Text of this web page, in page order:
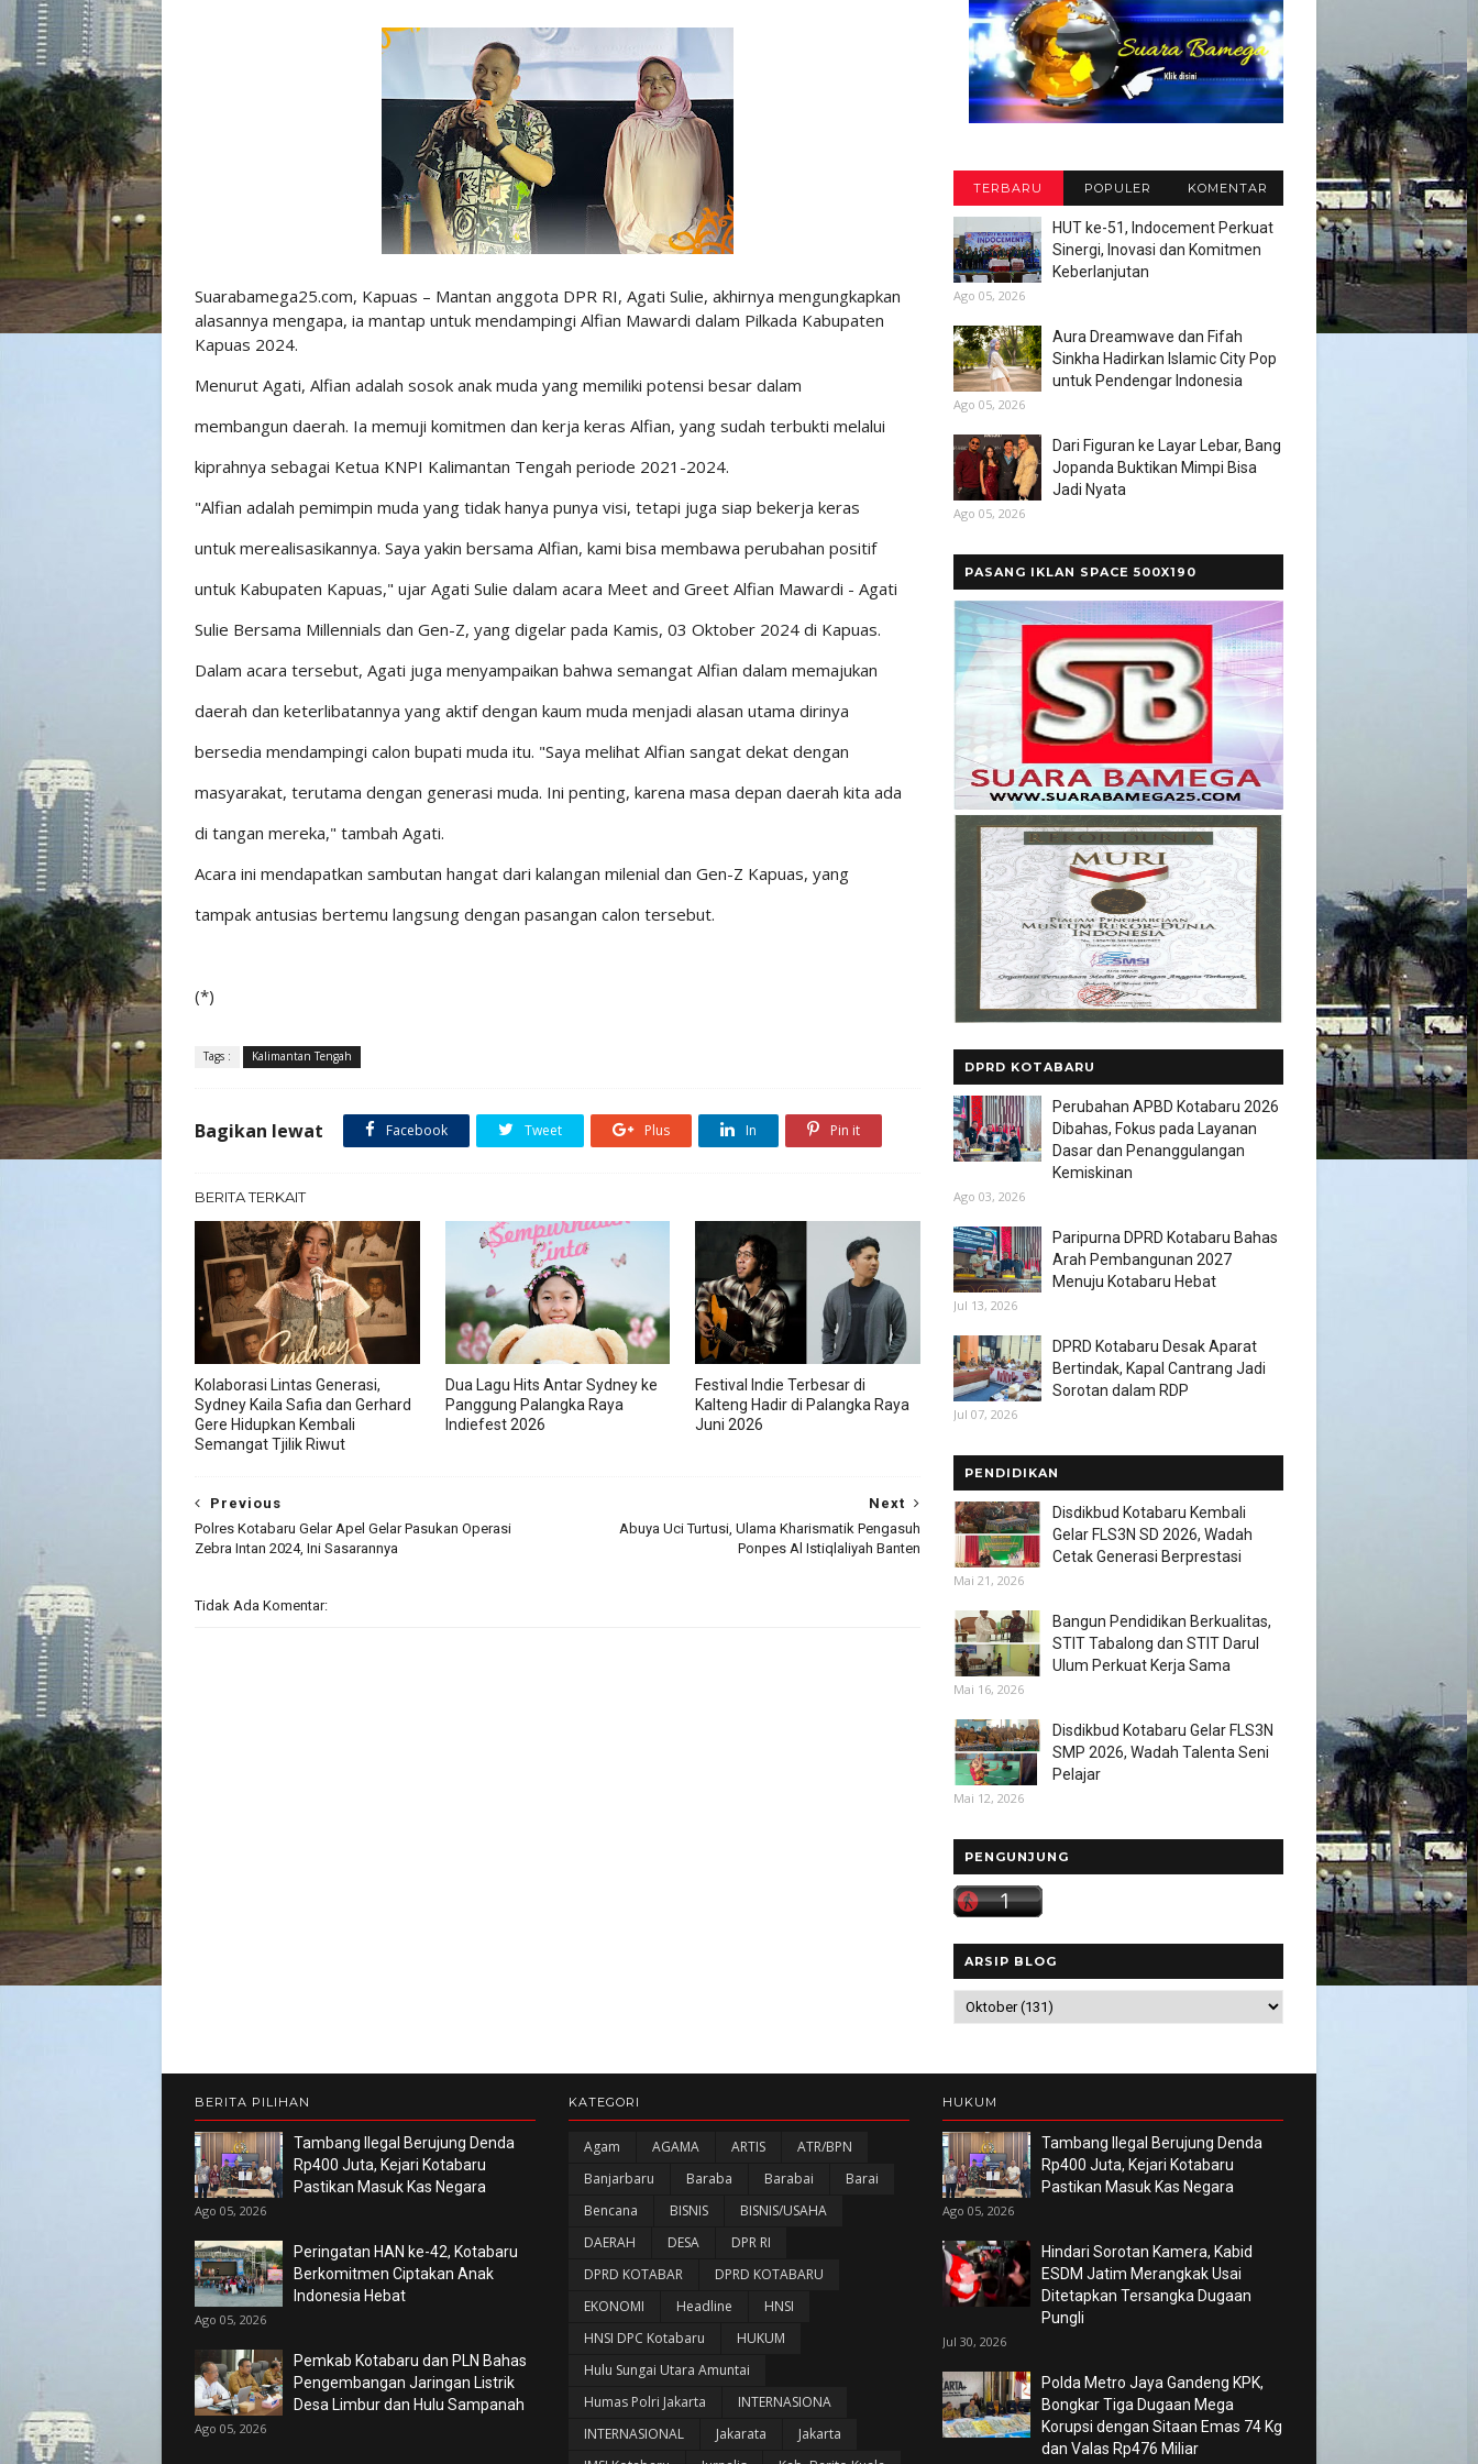
Suarabamega25.com, Kapuas – Mantan anggota DPR RI, Agati Sulie, akhirnya mengungkapkan
alasannya mengapa, ia mantap untuk mendampingi Alfian Mawardi dalam Pilkada Kabupaten
Kapuas 2024.
Menurut Agati, Alfian adalah sosok anak muda yang memiliki potensi besar dalam
membangun daerah. Ia memuji komitmen dan kerja keras Alfian, yang sudah terbukti melalui
kiprahnya sebagai Ketua KNPI Kalimantan Tengah periode 2021-2024.
"Alfian adalah pemimpin muda yang tidak hanya punya visi, tetapi juga siap bekerja keras
untuk merealisasikannya. Saya yakin bersama Alfian, kami bisa membawa perubahan positif
untuk Kabupaten Kapuas," ujar Agati Sulie dalam acara Meet and Greet Alfian Mawardi - Agati
Sulie Bersama Millennials dan Gen-Z, yang digelar pada Kamis, 03 Oktober 2024 di Kapuas.
Dalam acara tersebut, Agati juga menyampaikan bahwa semangat Alfian dalam memajukan
daerah dan keterlibatannya yang aktif dengan kaum muda menjadi alasan utama dirinya
bersedia mendampingi calon bupati muda itu. "Saya melihat Alfian sangat dekat dengan
masyarakat, terutama dengan generasi muda. Ini penting, karena masa depan daerah kita ada
di tangan mereka," tambah Agati.
Acara ini mendapatkan sambutan hangat dari kalangan milenial dan Gen-Z Kapuas, yang
tampak antusias bertemu langsung dengan pasangan calon tersebut.
(*)
Tags : Kalimantan Tengah
Bagikan lewat Facebook Tweet Plus In Pin it
BERITA TERKAIT
Kolaborasi Lintas Generasi,
Sydney Kaila Safia dan Gerhard
Gere Hidupkan Kembali
Semangat Tjilik Riwut
Dua Lagu Hits Antar Sydney ke
Panggung Palangka Raya
Indiefest 2026
Festival Indie Terbesar di
Kalteng Hadir di Palangka Raya
Juni 2026
Next
Abuya Uci Turtusi, Ulama Kharismatik Pengasuh
Ponpes Al Istiqlaliyah Banten
Previous
Polres Kotabaru Gelar Apel Gelar Pasukan Operasi
Zebra Intan 2024, Ini Sasarannya
Tidak Ada Komentar:
TERBARU POPULER KOMENTAR
HUT ke-51, Indocement Perkuat
Sinergi, Inovasi dan Komitmen
Keberlanjutan
Ago 05, 2026
Aura Dreamwave dan Fifah
Sinkha Hadirkan Islamic City Pop
untuk Pendengar Indonesia
Ago 05, 2026
Dari Figuran ke Layar Lebar, Bang
Jopanda Buktikan Mimpi Bisa
Jadi Nyata
Ago 05, 2026
PASANG IKLAN SPACE 500X190
DPRD KOTABARU
Perubahan APBD Kotabaru 2026
Dibahas, Fokus pada Layanan
Dasar dan Penanggulangan
Kemiskinan
Ago 03, 2026
Paripurna DPRD Kotabaru Bahas
Arah Pembangunan 2027
Menuju Kotabaru Hebat
Jul 13, 2026
DPRD Kotabaru Desak Aparat
Bertindak, Kapal Cantrang Jadi
Sorotan dalam RDP
Jul 07, 2026
PENDIDIKAN
Disdikbud Kotabaru Kembali
Gelar FLS3N SD 2026, Wadah
Cetak Generasi Berprestasi
Mai 21, 2026
Bangun Pendidikan Berkualitas,
STIT Tabalong dan STIT Darul
Ulum Perkuat Kerja Sama
Mai 16, 2026
Disdikbud Kotabaru Gelar FLS3N
SMP 2026, Wadah Talenta Seni
Pelajar
Mai 12, 2026
PENGUNJUNG
ARSIP BLOG
BERITA PILIHAN
Tambang Ilegal Berujung Denda
Rp400 Juta, Kejari Kotabaru
Pastikan Masuk Kas Negara
Ago 05, 2026
Peringatan HAN ke-42, Kotabaru
Berkomitmen Ciptakan Anak
Indonesia Hebat
Ago 05, 2026
Pemkab Kotabaru dan PLN Bahas
Pengembangan Jaringan Listrik
Desa Limbur dan Hulu Sampanah
Ago 05, 2026
KATEGORI
Agam AGAMA ARTIS
ATR/BPN
Banjarbaru
Baraba Barabai
Barai
Bencana
BISNIS
BISNIS/USAHA
DAERAH
DESA
DPR RI
DPRD KOTABAR
DPRD KOTABARU
EKONOMI
Headline
HNSI
HNSI DPC Kotabaru
HUKUM
Hulu Sungai Utara Amuntai
Humas Polri Jakarta
INTERNASIONA
INTERNASIONAL
Jakarata
Jakarta
HUKUM
Tambang Ilegal Berujung Denda
Rp400 Juta, Kejari Kotabaru
Pastikan Masuk Kas Negara
Ago 05, 2026
Hindari Sorotan Kamera, Kabid
ESDM Jatim Merangkak Usai
Ditetapkan Tersangka Dugaan
Pungli
Jul 30, 2026
Polda Metro Jaya Gandeng KPK,
Bongkar Tiga Dugaan Mega
Korupsi dengan Sitaan Emas 74 Kg
dan Valas Rp476 Miliar